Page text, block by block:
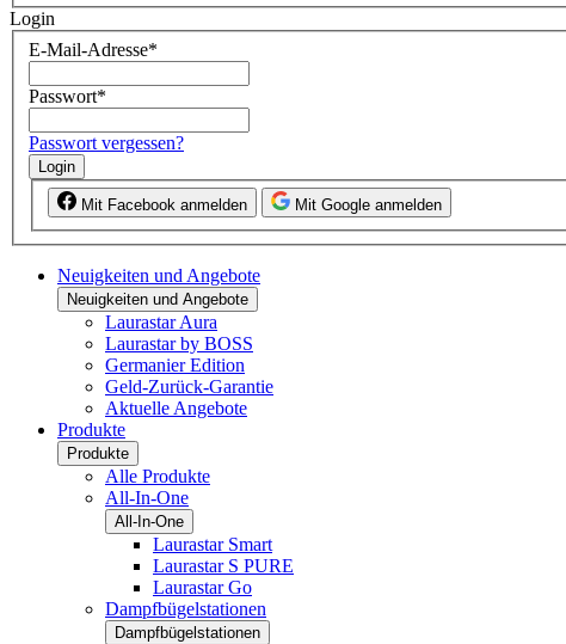
Login
E-Mail-Adresse*
Passwort*
Passwort vergessen?
Login
Mit Facebook anmelden Mit Google anmelden
Neuigkeiten und Angebote
Neuigkeiten und Angebote
Laurastar Aura
Laurastar by BOSS
Germanier Edition
Geld-Zurück-Garantie
Aktuelle Angebote
Produkte
Produkte
Alle Produkte
All-In-One
All-In-One
Laurastar Smart
Laurastar S PURE
Laurastar Go
Dampfbügelstationen
Dampfbügelstationen